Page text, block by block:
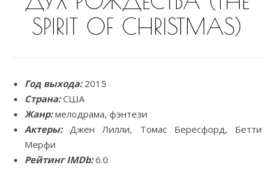
SPIRIT OF CHRISTMAS)
Год выхода:2015
Страна:США
Жанр:мелодрама, фэнтези
Актеры:Джен Лилли, Томас Бересфорд, Бетти
Мерфи
Рейтинг IMDb:6.0